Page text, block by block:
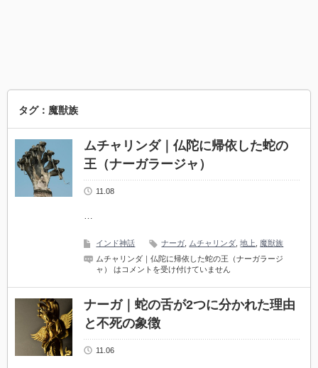
タグ：魔獣族
ムチャリンダ｜仏陀に帰依した蛇の
王（ナーガラージャ）
11.08
…
インド神話 ナーガ ムチャリンダ ,地上
魔獣族
ムチャリンダ｜仏陀に帰依した蛇の王（ナーガラージ
ャ） は コメントを受け付けていません
ナーガ｜蛇の舌が2つに分かれた理由
と不死の象徴
11.06